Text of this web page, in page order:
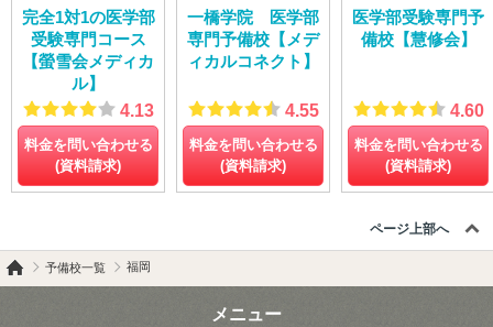
完全1対1の医学部
受験専門コース
【螢雪会メディカ
ル】
4.13
料金を問い合わせる
(資料請求)
一橋学院 医学部
専門予備校【メデ
ィカルコネクト】
4.55
料金を問い合わせる
(資料請求)
医学部受験専門予
備校【慧修会】
4.60
料金を問い合わせる
(資料請求)
ページ上部へ
予備校一覧 福岡
メニュー